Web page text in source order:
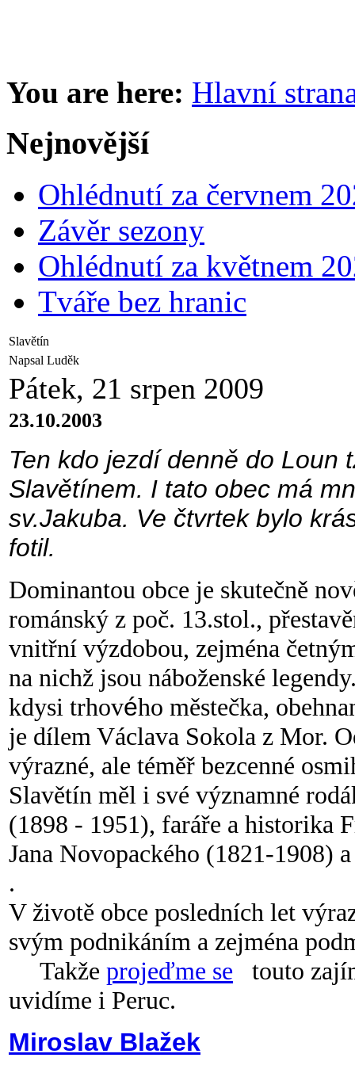
You are here: Hlavní
Nejnovější
Ohlédnutí za červnem
Závěr sezony
Ohlédnutí za květnem
Tváře bez hranic
Slavětín
Napsal Luděk
Pátek, 21 srpen 2009
23.10.2003
Ten kdo jezdí denně do
Slavětínem. I tato obec má
sv.Jakuba. Ve čtvrtek bylo
fotil.
Dominantou obce je skutečně
románský z poč. 13.stol.,
vnitřní výzdobou, zejména
na nichž jsou náboženské
kdysi trhového městečka,
je dílem Václava Sokola z Mor.
výrazné, ale téměř bezcenné
Slavětín měl i své významné
(1898 - 1951), faráře a historika
Jana Novopackého (1821-1908)
.
V životě obce posledních let
svým podnikáním a zejména
Takže projeďme se
touto
uvidíme i Peruc.
Miroslav Blažek